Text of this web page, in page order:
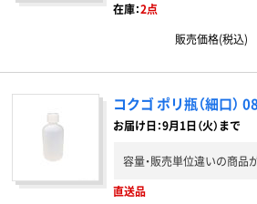
在庫：2点
販売価格(税込)
コクゴ ポリ瓶（細口）
お届け日：9月1日（火）まで
容量・販売単位違いの商品
直送品